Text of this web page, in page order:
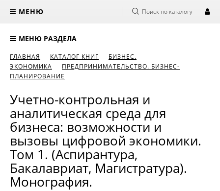
МЕНЮ Поиск по каталогу
МЕНЮ РАЗДЕЛА
ГЛАВНАЯ КАТАЛОГ КНИГ
БИЗНЕС.
ЭКОНОМИКА
ПРЕДПРИНИМАТЕЛЬСТВО. БИЗНЕС-
ПЛАНИРОВАНИЕ
Учетно-контрольная и
аналитическая среда для
бизнеса: возможности и
вызовы цифровой экономики.
Том 1. (Аспирантура,
Бакалавриат, Магистратура).
Монография.